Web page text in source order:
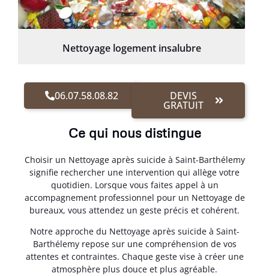
Nettoyage logement insalubre
06.07.58.08.82 DEVIS
GRATUIT
Ce qui nous distingue
Choisir un Nettoyage après suicide à Saint-Barthélemy
signifie rechercher une intervention qui allège votre
quotidien. Lorsque vous faites appel à un
accompagnement professionnel pour un Nettoyage de
bureaux, vous attendez un geste précis et cohérent.
Notre approche du Nettoyage après suicide à Saint-
Barthélemy repose sur une compréhension de vos
attentes et contraintes. Chaque geste vise à créer une
atmosphère plus douce et plus agréable.